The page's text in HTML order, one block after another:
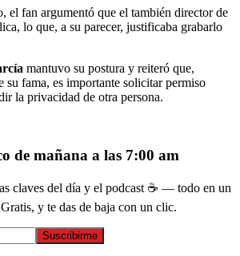
el fan argumentó que el también director de
lo que, a su parecer, justificaba grabarlo
mantuvo su postura y reiteró que,
su fama, es importante solicitar permiso
la privacidad de otra persona.
de mañana a las 7:00 am
claves del día y el podcast ☕ — todo en un
y te das de baja con un clic.
Suscribirme